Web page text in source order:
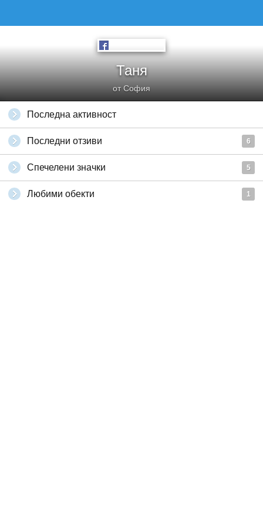
Таня
от София
Последна активност
Последни отзиви 6
Спечелени значки 5
Любими обекти 1